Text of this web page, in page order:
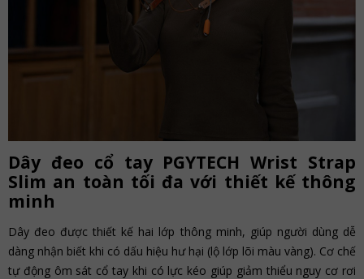
Dây đeo cổ tay PGYTECH Wrist Strap
Slim an toàn tối đa với thiết kế thông
minh
Dây đeo được thiết kế hai lớp thông minh, giúp người dùng dễ
dàng nhận biết khi có dấu hiệu hư hại (lộ lớp lõi màu vàng). Cơ chế
tự động ôm sát cổ tay khi có lực kéo giúp giảm thiểu nguy cơ rơi